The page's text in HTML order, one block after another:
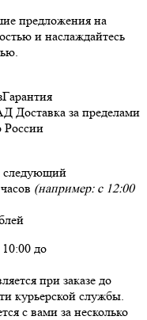
предложения на
и наслаждайтесь
Гарантия
Доставка за пределами
России
следующий
(например: с 12:00
10:00 до
при заказе до
курьерской службы.
с вами за несколько